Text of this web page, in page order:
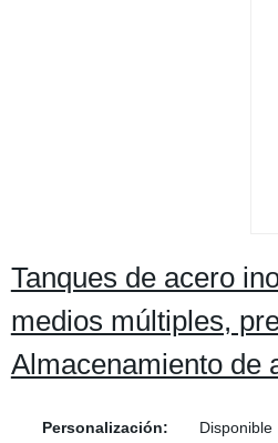
Tanques de acero
medios múltiples,
Almacenamiento de
Personalización:
Disponible